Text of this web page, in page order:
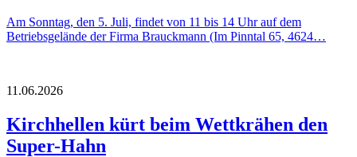
Am Sonntag, den 5. Juli, findet von 11 bis 14 Uhr auf dem
Betriebsgelände der Firma Brauckmann (Im Pinntal 65, 4624…
11.06.2026
Kirchhellen kürt beim Wettkrähen den
Super-Hahn